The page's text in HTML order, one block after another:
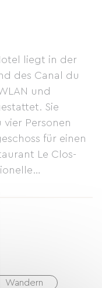
liegt in der
des Canal du
und
Sie
Personen
für einen
Le Clos-
Wandern